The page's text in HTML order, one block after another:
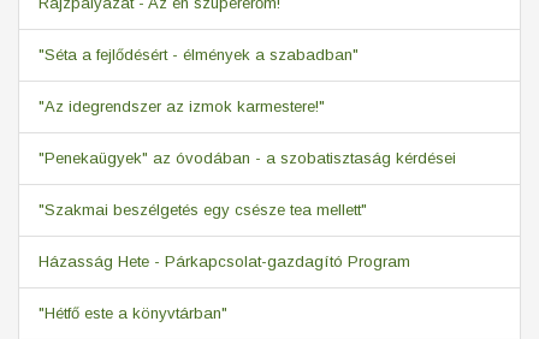
"Séta a fejlődésért - élmények a szabadban"
"Az idegrendszer az izmok karmestere!"
"Penekaügyek" az óvodában - a szobatisztaság kérdései
"Szakmai beszélgetés egy csésze tea mellett"
Házasság Hete - Párkapcsolat-gazdagító Program
"Hétfő este a könyvtárban"